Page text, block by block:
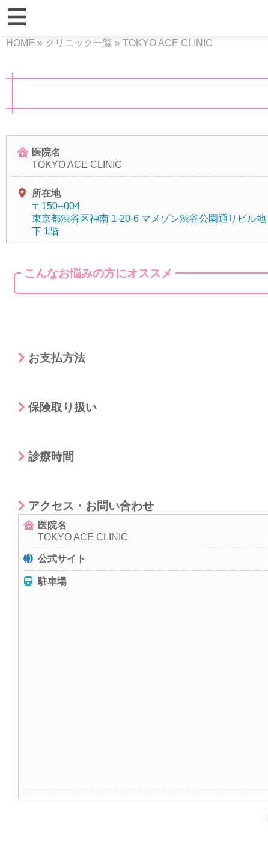
HOME » クリニック一覧 » TOKYO ACE CLINIC
医院名
TOKYO ACE CLINIC
所在地
〒150--004
東京都渋谷区神南 1-20-6 マメゾン渋谷公園通りビル地
下 1階
こんなお悩みの方にオススメ
お支払方法
保険取り扱い
診療時間
アクセス・お問い合わせ
医院名
TOKYO ACE CLINIC
公式サイト
駐車場